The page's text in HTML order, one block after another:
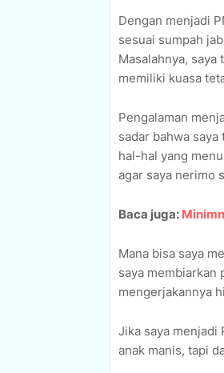
Dengan menjadi
sesuai sumpah
Masalahnya,
memiliki kuasa
Pengalaman
sadar bahwa
hal-hal yang
agar saya nerimo
Baca juga:
Mana bisa saya
saya membiarkan
mengerjakannya
Jika saya menjadi
anak manis, tapi